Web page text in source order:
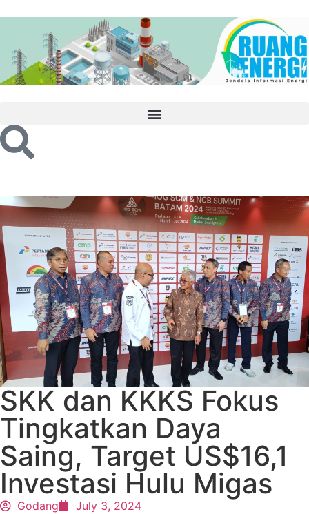
SKK dan KKKS Fokus
Tingkatkan Daya
Saing, Target US$16,1
Investasi Hulu Migas
Godang July 3, 2024